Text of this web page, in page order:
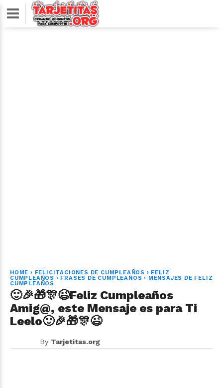
HOME › FELICITACIONES DE CUMPLEAÑOS › FELIZ
CUMPLEAÑOS › FRASES DE CUMPLEAÑOS › MENSAJES DE FELIZ
CUMPLEAÑOS
🙂🎉🎁🎊😉Feliz Cumpleaños
Amig@, este Mensaje es para Ti
Leelo🙂🎉🎁🎊😉
By Tarjetitas.org